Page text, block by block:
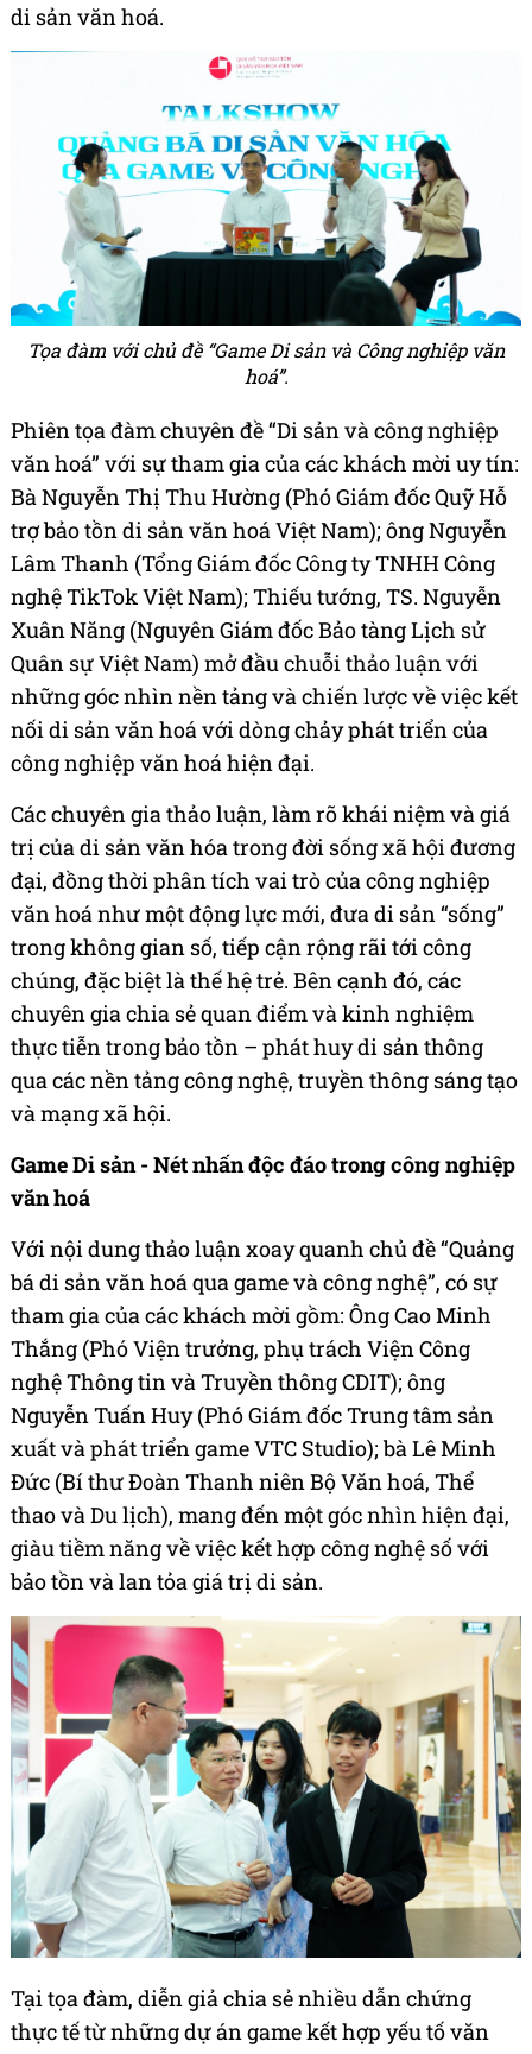
di sản văn hoá.
Tọa đàm với chủ đề “Game Di sản và Công nghiệp văn
hoá”.
Phiên tọa đàm chuyên đề “Di sản và công nghiệp
văn hoá” với sự tham gia của các khách mời uy tín:
Bà Nguyễn Thị Thu Hường (Phó Giám đốc Quỹ Hỗ
trợ bảo tồn di sản văn hoá Việt Nam); ông Nguyễn
Lâm Thanh (Tổng Giám đốc Công ty TNHH Công
nghệ TikTok Việt Nam); Thiếu tướng, TS. Nguyễn
Xuân Năng (Nguyên Giám đốc Bảo tàng Lịch sử
Quân sự Việt Nam) mở đầu chuỗi thảo luận với
những góc nhìn nền tảng và chiến lược về việc kết
nối di sản văn hoá với dòng chảy phát triển của
công nghiệp văn hoá hiện đại.
Các chuyên gia thảo luận, làm rõ khái niệm và giá
trị của di sản văn hóa trong đời sống xã hội đương
đại, đồng thời phân tích vai trò của công nghiệp
văn hoá như một động lực mới, đưa di sản “sống”
trong không gian số, tiếp cận rộng rãi tới công
chúng, đặc biệt là thế hệ trẻ. Bên cạnh đó, các
chuyên gia chia sẻ quan điểm và kinh nghiệm
thực tiễn trong bảo tồn – phát huy di sản thông
qua các nền tảng công nghệ, truyền thông sáng tạo
và mạng xã hội.
Game Di sản - Nét nhấn độc đáo trong công nghiệp
văn hoá
Với nội dung thảo luận xoay quanh chủ đề “Quảng
bá di sản văn hoá qua game và công nghệ”, có sự
tham gia của các khách mời gồm: Ông Cao Minh
Thắng (Phó Viện trưởng, phụ trách Viện Công
nghệ Thông tin và Truyền thông CDIT); ông
Nguyễn Tuấn Huy (Phó Giám đốc Trung tâm sản
xuất và phát triển game VTC Studio); bà Lê Minh
Đức (Bí thư Đoàn Thanh niên Bộ Văn hoá, Thể
thao và Du lịch), mang đến một góc nhìn hiện đại,
giàu tiềm năng về việc kết hợp công nghệ số với
bảo tồn và lan tỏa giá trị di sản.
Tại tọa đàm, diễn giả chia sẻ nhiều dẫn chứng
thực tế từ những dự án game kết hợp yếu tố văn